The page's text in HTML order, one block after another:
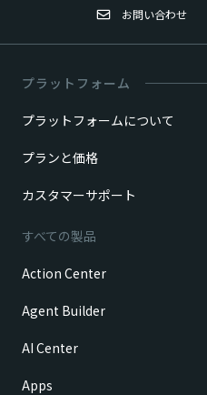
お問い合わせ
プラットフォーム
プラットフォームについて
プランと価格
カスタマーサポート
すべての製品
Action Center
Agent Builder
AI Center
Apps